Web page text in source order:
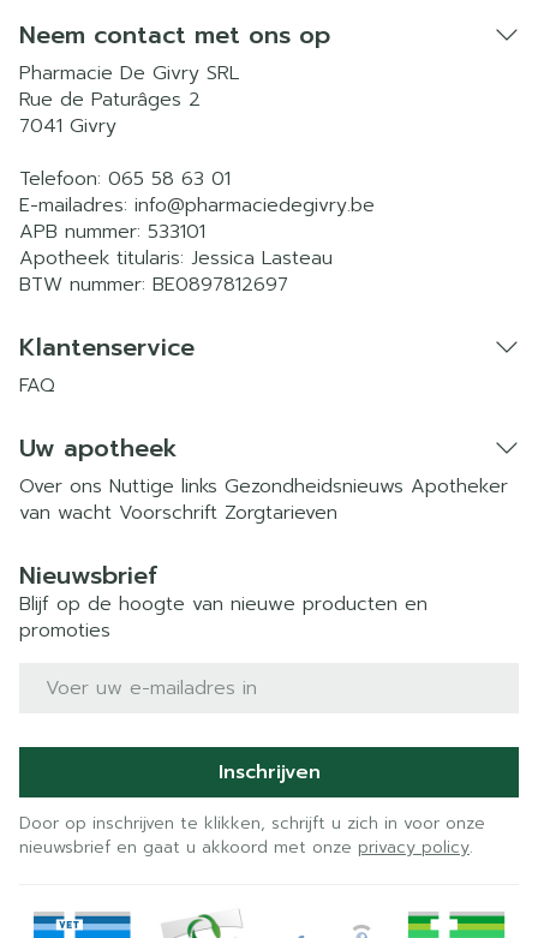
Neem contact met ons op
Pharmacie De Givry SRL
Rue de Paturâges 2
7041 Givry
Telefoon: 065 58 63 01
E-mailadres: info@pharmaciedegivry.be
APB nummer: 533101
Apotheek titularis: Jessica Lasteau
BTW nummer: BE0897812697
Klantenservice
FAQ
Uw apotheek
Over ons Nuttige links Gezondheidsnieuws Apotheker
van wacht Voorschrift Zorgtarieven
Nieuwsbrief
Blijf op de hoogte van nieuwe producten en
promoties
E-mail adres
Inschrijven
Door op inschrijven te klikken, schrijft u zich in voor onze
nieuwsbrief en gaat u akkoord met onze privacy policy.